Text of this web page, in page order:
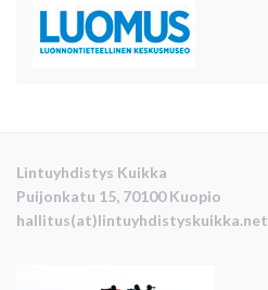
Lintuyhdistys Kuikka
Puijonkatu 15, 70100 Kuopio
hallitus(at)lintuyhdistyskuikka.net